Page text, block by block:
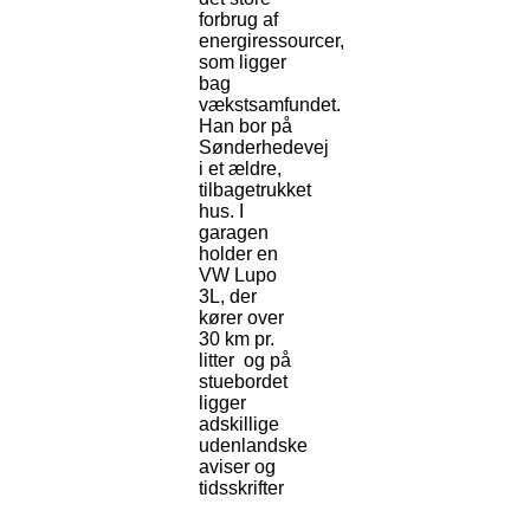
forbrug af
energiressourcer,
som ligger
bag
vækstsamfundet.
Han bor på
Sønderhedevej
i et ældre,
tilbagetrukket
hus. I
garagen
holder en
VW Lupo
3L, der
kører over
30 km pr.
litter og på
stuebordet
ligger
adskillige
udenlandske
aviser og
tidsskrifter